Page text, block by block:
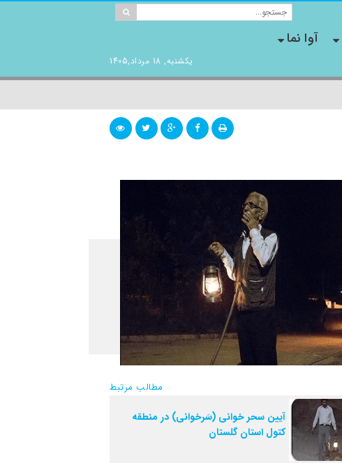
یکشنبه, 18 مرداد,1405
آوا نما
مطالب مرتبط
آیین سحر خوانی (سَرخوانی) در منطقه
کتول استان گلستان